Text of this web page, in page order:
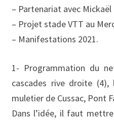
– Partenariat avec
– Projet stade VTT au
– Manifestations 2021.
1- Programmation du
cascades rive droite
muletier de Cussac, Pont
Dans l’idée, il faut